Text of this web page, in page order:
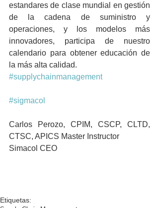
estandares de clase mundial en gestión
de la cadena de suministro y
operaciones, y los modelos más
innovadores, participa de nuestro
calendario para obtener educación de
la más alta calidad.
#supplychainmanagement
#sigmacol
Carlos Perozo, CPIM, CSCP, CLTD,
CTSC, APICS Master Instructor
Simacol CEO
Etiquetas: